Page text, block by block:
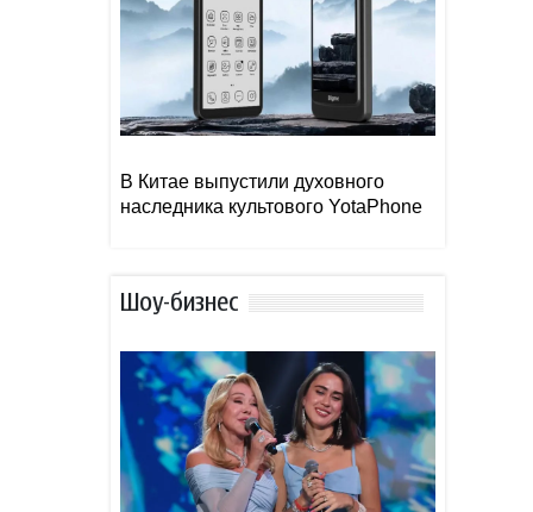
В Китае выпустили духовного
наследника культового YotaPhone
Шоу-бизнес